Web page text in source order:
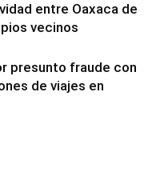
entre Oaxaca de
vecinos
presunto fraude con
de viajes en